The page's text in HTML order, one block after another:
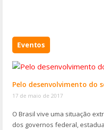
Eventos
Pelo desenvolvimento do
17 de maio de 2017
O Brasil vive uma situação
dos governos federal,